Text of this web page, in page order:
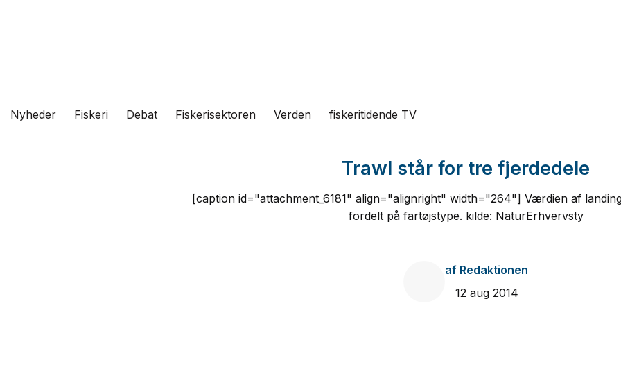
Nyheder Fiskeri Debat Fiskerisektoren Verden fiskeritidende TV
Trawl står for tre fjerdedele
[caption id="attachment_6181" align="alignright" width="264"] Værdien af
fordelt på fartøjstype. kilde: NaturErhvervsty
af Redaktionen
12 aug 2014